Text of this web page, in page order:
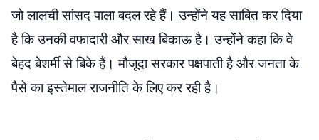
जो लालची सांसद पाला बदल रहे हैं। उन्होंने यह साबित कर दिया
है कि उनकी वफादारी और साख बिकाऊ है। उन्होंने कहा कि वे
बेहद बेशर्मी से बिके हैं। मौजूदा सरकार पक्षपाती है और जनता के
पैसे का इस्तेमाल राजनीति के लिए कर रही है।